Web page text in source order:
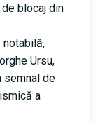
blocaj din
Ursu,
semnal de
a